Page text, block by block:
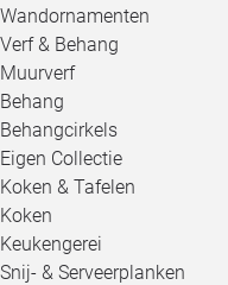
Wandornamenten
Verf & Behang
Muurverf
Behang
Behangcirkels
Eigen Collectie
Koken & Tafelen
Koken
Keukengerei
Snij- & Serveerplanken